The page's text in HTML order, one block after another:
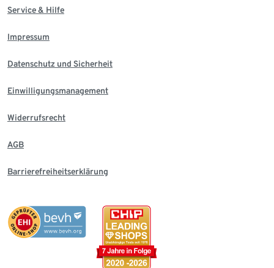
Service & Hilfe
Impressum
Datenschutz und Sicherheit
Einwilligungsmanagement
Widerrufsrecht
AGB
Barrierefreiheitserklärung